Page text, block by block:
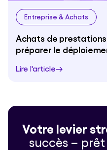
Entreprise & Achats
Achats de
préparer le
Lire l'article
Votre levier
succès –